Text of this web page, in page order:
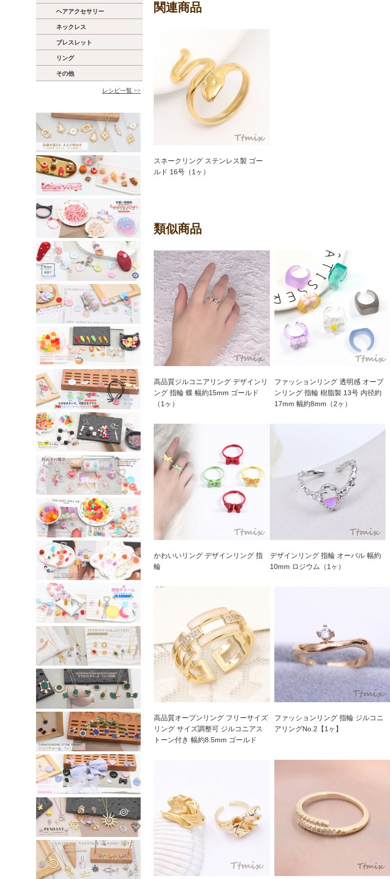
ヘアアクセサリー
ネックレス
ブレスレット
リング
その他
レシピ一覧 >>
関連商品
スネークリング ステンレス製 ゴー
ルド 16号（1ヶ）
類似商品
高品質ジルコニアリング デザインリ
ング 指輪 蝶 幅約15mm ゴールド
（1ヶ）
ファッションリング 透明感 オープ
ンリング 指輪 樹脂製 13号 内径約
17mm 幅約8mm（2ヶ）
かわいいリング デザインリング 指
輪
デザインリング 指輪 オーバル 幅約
10mm ロジウム（1ヶ）
高品質オープンリング フリーサイズ
リング サイズ調整可 ジルコニアス
トーン付き 幅約8.5mm ゴールド
ファッションリング 指輪 ジルコニ
アリングNo.2【1ヶ】